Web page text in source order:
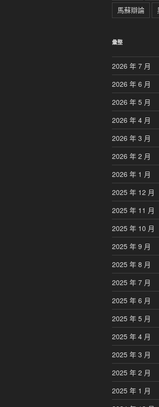
馬蘇辯論
彙整
2026 年 7 月
2026 年 6 月
2026 年 5 月
2026 年 4 月
2026 年 3 月
2026 年 2 月
2026 年 1 月
2025 年 12 月
2025 年 11 月
2025 年 10 月
2025 年 9 月
2025 年 8 月
2025 年 7 月
2025 年 6 月
2025 年 5 月
2025 年 4 月
2025 年 3 月
2025 年 2 月
2025 年 1 月